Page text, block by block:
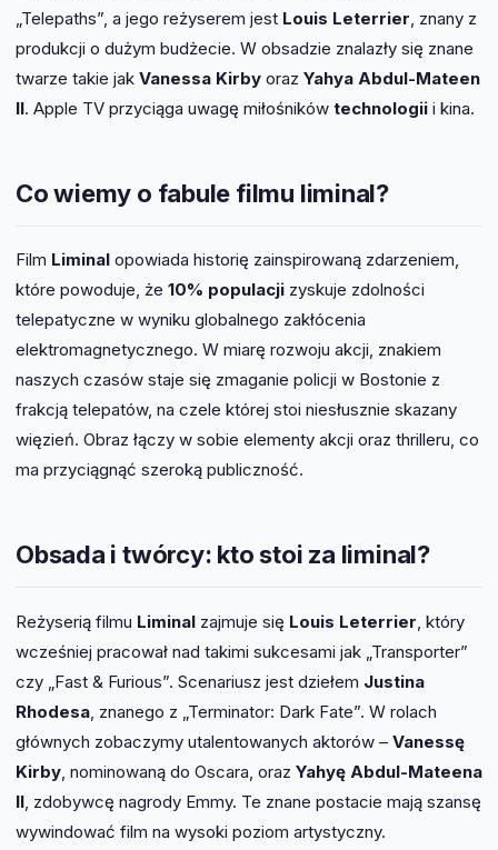
„Telepaths”, a jego reżyserem jest Louis Leterrier, znany z
produkcji o dużym budżecie. W obsadzie znalazły się znane
twarze takie jak Vanessa Kirby oraz Yahya Abdul-Mateen
II. Apple TV przyciąga uwagę miłośników technologii i kina.
Co wiemy o fabule filmu liminal?
Film Liminal opowiada historię zainspirowaną zdarzeniem,
które powoduje, że 10% populacji zyskuje zdolności
telepatyczne w wyniku globalnego zakłócenia
elektromagnetycznego. W miarę rozwoju akcji, znakiem
naszych czasów staje się zmaganie policji w Bostonie z
frakcją telepatów, na czele której stoi niesłusznie skazany
więzień. Obraz łączy w sobie elementy akcji oraz thrilleru, co
ma przyciągnąć szeroką publiczność.
Obsada i twórcy: kto stoi za liminal?
Reżyserią filmu Liminal zajmuje się Louis Leterrier , który
wcześniej pracował nad takimi sukcesami jak „Transporter”
czy „Fast & Furious”. Scenariusz jest dziełem Justina
Rhodesa , znanego z „Terminator: Dark Fate”. W rolach
głównych zobaczymy utalentowanych aktorów – Vanessę
Kirby , nominowaną do Oscara, oraz Yahyę Abdul-Mateena
II , zdobywcę nagrody Emmy. Te znane postacie mają szansę
wywindować film na wysoki poziom artystyczny.